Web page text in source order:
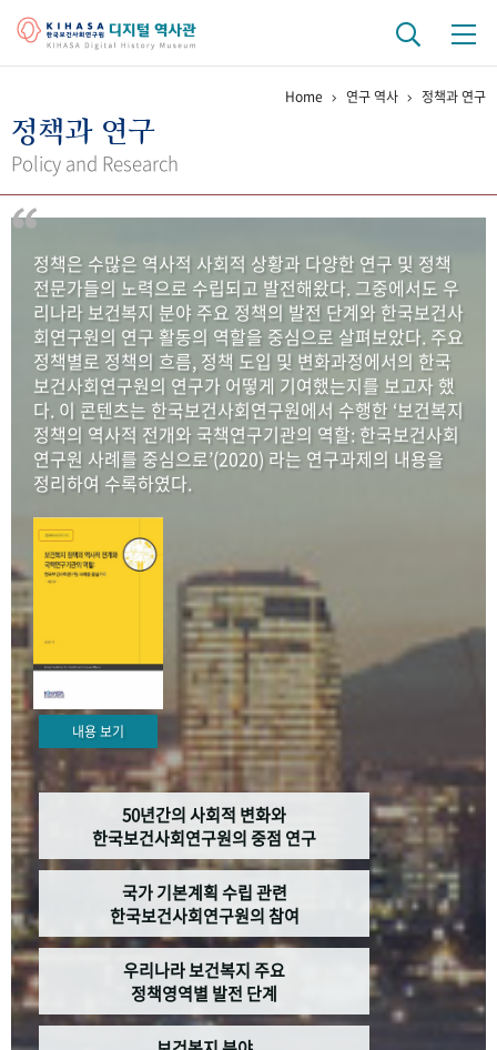
걸어온 길 기관 변천사
연구 역사
정책과 연구 키워드로 보는 연구 역사
연구자들
간행물 변천사
기록물 아카이브
사진 아카이브 문서 기록물 행정박물 영상 기록물
50+1주년 기념
성과 50선 숫자로 보는 50년
세계와 함께 한 KIHASA
VR 역사관
Home 연구 역사 정책과 연구
정책과 연구
Policy and Research
정책은 수많은 역사적 사회적 상황과 다양한 연구 및 정책
전문가들의 노력으로 수립되고 발전해왔다. 그중에서도 우
리나라 보건복지 분야 주요 정책의 발전 단계와 한국보건사
회연구원의 연구 활동의 역할을 중심으로 살펴보았다. 주요
정책별로 정책의 흐름, 정책 도입 및 변화과정에서의 한국
보건사회연구원의 연구가 어떻게 기여했는지를 보고자 했
다. 이 콘텐츠는 한국보건사회연구원에서 수행한 ‘보건복지
정책의 역사적 전개와 국책연구기관의 역할: 한국보건사회
연구원 사례를 중심으로’(2020) 라는 연구과제의 내용을
정리하여 수록하였다.
내용 보기
50년간의 사회적 변화와
한국보건사회연구원의 중점 연구
국가 기본계획 수립 관련
한국보건사회연구원의 참여
우리나라 보건복지 주요
정책영역별 발전 단계